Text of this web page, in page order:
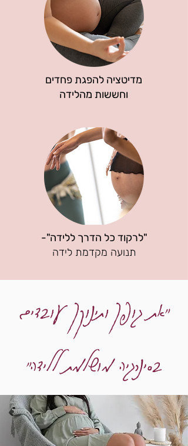
מדיטציה להפגת פחדים
וחששות מהלידה
"לרקוד כל הדרך ללידה"-
תנועה מקדמת לידה
"את גופך ותינוקך עובדים
בסינרגיה מושלמת ללידה"